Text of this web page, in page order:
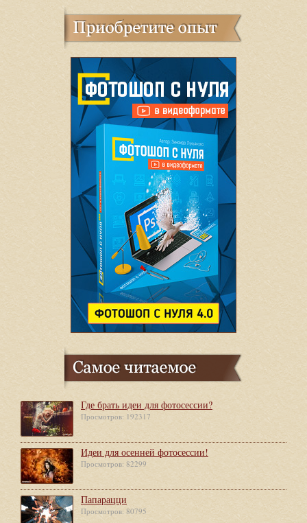
Где брать идеи для фотосессии?
Просмотров: 192317
Идеи для осенней фотосессии!
Просмотров: 82299
Папарацци
Просмотров: 80795